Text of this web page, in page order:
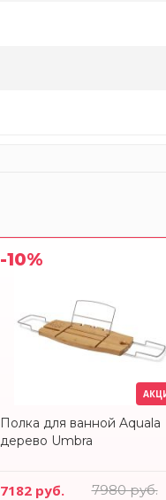
-10%
Полка для ванной Aquala
дерево Umbra
7182 руб. 7980 руб.